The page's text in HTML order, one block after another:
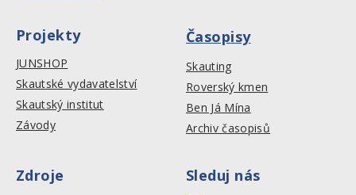
Projekty
JUNSHOP
Skautské vydavatelství
Skautský institut
Závody
Časopisy
Skauting
Roverský kmen
Ben Já Mína
Archiv časopisů
Zdroje Sleduj nás